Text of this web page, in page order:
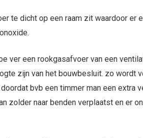
te dicht op een raam zit waardoor er
ver een rookgasafvoer van een
zijn van het bouwbesluit. zo wordt
bvb een timmer man een extra
zolder naar benden verplaatst en er